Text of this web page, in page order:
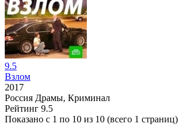
9.5
Взлом
2017
Россия Драмы, Криминал
Рейтинг 9.5
Показано с 1 по 10 из 10 (всего 1 страниц)